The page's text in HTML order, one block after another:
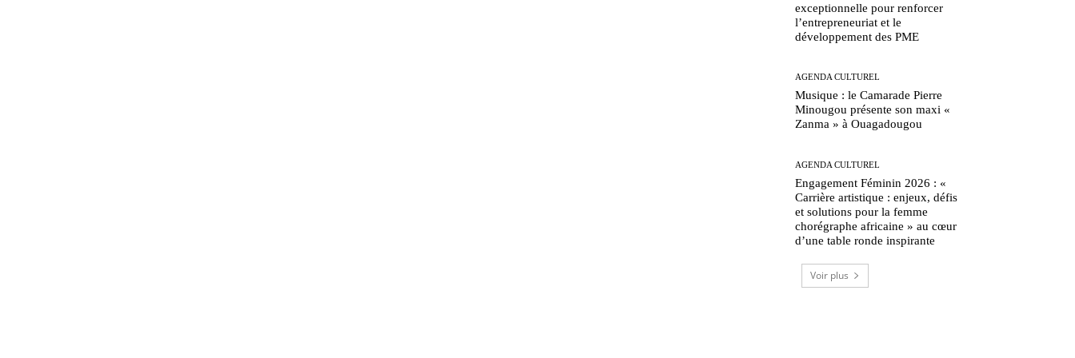
exceptionnelle pour renforcer
l’entrepreneuriat et le
développement des PME
AGENDA CULTUREL
Musique : le Camarade Pierre
Minougou présente son maxi «
Zanma » à Ouagadougou
AGENDA CULTUREL
Engagement Féminin 2026 : «
Carrière artistique : enjeux, défis
et solutions pour la femme
chorégraphe africaine » au cœur
d’une table ronde inspirante
Voir plus